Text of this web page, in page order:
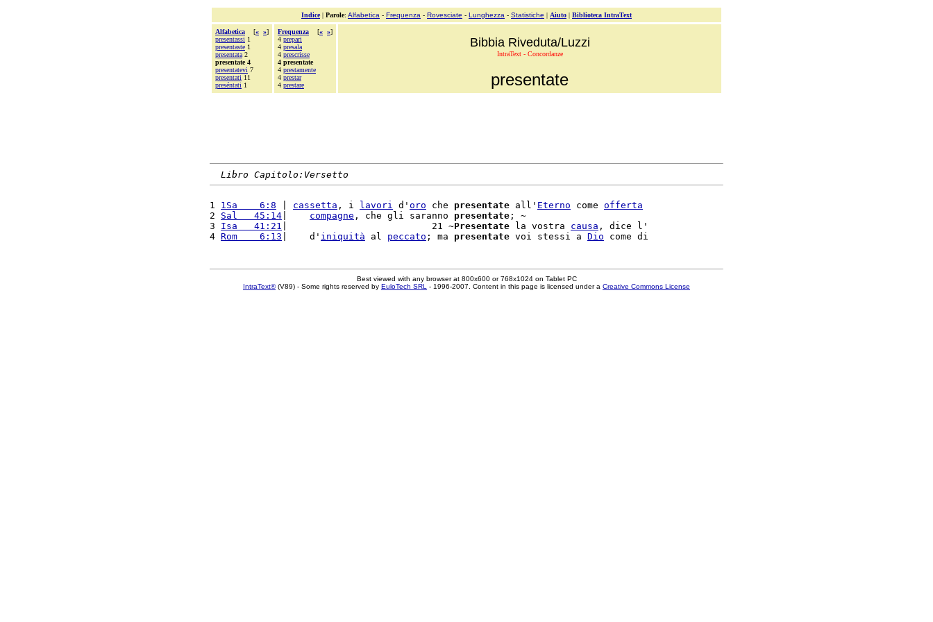
Indice| Parole: Alfabetica - Frequenza - Rovesciate - Lunghezza - Statistiche | Aiuto | Biblioteca IntraText
Alfabetica [« »]
presentassi 1
presentaste 1
presentata 2
presentate 4
presentatevi 7
presentati 11
preséntati 1
Frequenza [« »]
4 prepari
4 presala
4 prescrisse
4 presentate
4 prestamente
4 prestar
4 prestare
Bibbia Riveduta/Luzzi
IntraText - Concordanze
presentate
Libro Capitolo:Versetto
1 1Sa    6:8 cassetta , i lavori d' oro che presentate all' Eterno come offerta
2 Sal   45:14 compagne , che gli saranno presentate ; ~
3 Isa   41:21 |                          21 ~Presentate la vostra causa , dice l'
4 Rom    6:13 |    d' iniquità al peccato ; ma presentate voi stessi a Dio
Best viewed with any browser at 800x600 or 768x1024 on Tablet PC
IntraText®(V89) - Some rights reserved by EuloTech SRL - 1996-2007. Content in this page is licensed under a Creative Commons License